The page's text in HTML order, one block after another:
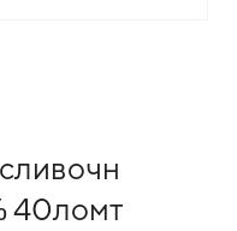
40ломт